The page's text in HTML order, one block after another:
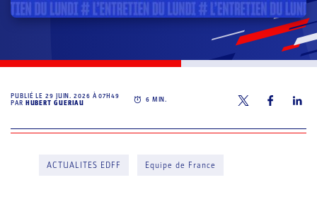
PUBLIÉ LE29 JUIN. 2026 À 07H49
PAR HUBERT GUERIAU 6 MIN.
ACTUALITES EDFF Equipe de France